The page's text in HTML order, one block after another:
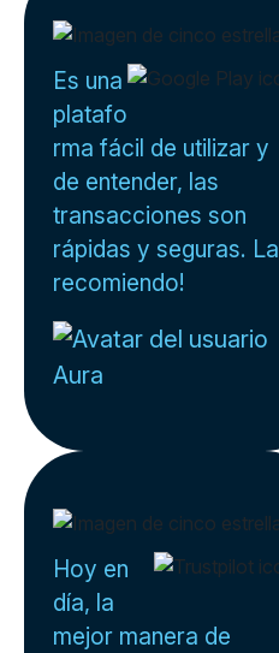
Es una
platafo
rma fácil de utilizar y
de entender, las
transacciones son
rápidas y seguras. La
recomiendo!
Aura
Hoy en
día, la
mejor manera de